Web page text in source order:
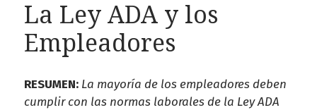
La Ley ADA y los
Empleadores
RESUMEN: La mayoría de los empleadores deben
cumplir con las normas laborales de la Ley ADA